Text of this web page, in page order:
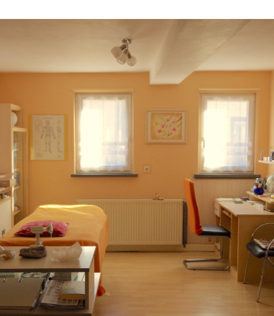
1982 – 1983・Fachqualifizierung
Gemeindeschwester in Leipzig
1987 – 1990・Gemeindeschwester in
1991 – 1993・ABM
Krankenschwester in Dittrichshütte
1991 – 1993・Heilpraktiker
Ausbildung in Jena (Paracelsus Schule)
1993・Anerkennung zur Ausübung der
1993・Seminarleiter Autogenes
Training (Gotha)
1993・Akupunktur – Massage nach
Penzel (Hyen)
1994・Ausleitungs- und
Abstimmungsverfahren (Jena)
1993 – 1994・Akupunktur (Jena)
seit 1998・beim SSV Saalfeld als
Qigong Trainerin
ab 2002・Übungsleiterin Qigong
Kyokyu Dojo e.V.
2006・Übungsleiterin (C Lizenz)
2014・Übungsleiterin (B Lizenz)
Stressbewältigung und Entspannung
2010・Tai Chi mit Andreas Schober
Kyokyu Dojo